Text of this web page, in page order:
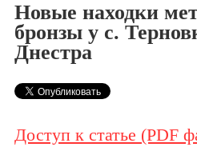
Новые находки
бронзы у с.
Днестра
Доступ к статье (PDF